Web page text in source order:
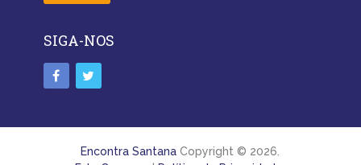
SIGA-NOS
Encontra Santana Copyright © 2026.